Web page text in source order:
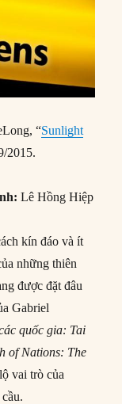
“Sunlight
2015.
Lê Hồng Hiệp
kín đáo và ít
những thiên
được đặt đâu
Gabriel
quốc gia: Tai
of Nations: The
vai trò của